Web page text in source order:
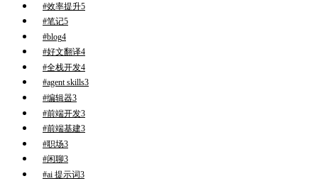
#效率提升5
#笔记5
#blog4
#好文翻译4
#全栈开发4
#agent skills3
#编辑器3
#前端开发3
#前端基建3
#职场3
#闲聊3
#ai 提示词3